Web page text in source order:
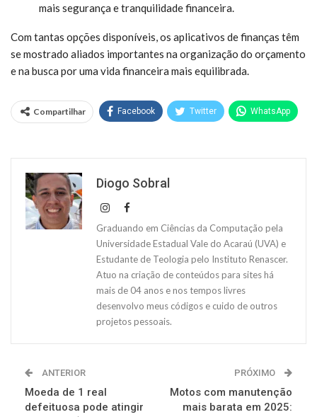
mais segurança e tranquilidade financeira.
Com tantas opções disponíveis, os aplicativos de finanças têm
se mostrado aliados importantes na organização do orçamento
e na busca por uma vida financeira mais equilibrada.
Compartilhar Facebook Twitter WhatsApp
Diogo Sobral
Graduando em Ciências da Computação pela
Universidade Estadual Vale do Acaraú (UVA) e
Estudante de Teologia pelo Instituto Renascer.
Atuo na criação de conteúdos para sites há
mais de 04 anos e nos tempos livres
desenvolvo meus códigos e cuido de outros
projetos pessoais.
ANTERIOR
Moeda de 1 real
defeituosa pode atingir
PRÓXIMO
Motos com manutenção
mais barata em 2025: